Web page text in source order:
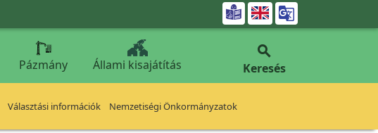

Pázmány Állami kisajátítás

Keresés
Választási információk Nemzetiségi Önkormányzatok